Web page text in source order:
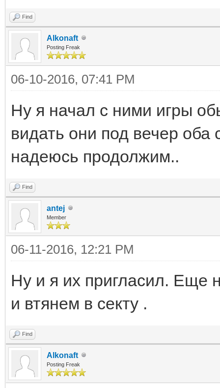
Find
Alkonaft
Posting Freak
06-10-2016, 07:41 PM
Ну я начал с ними игры
видать они под вечер оба
надеюсь продолжим..
Find
antej
Member
06-11-2016, 12:21 PM
Ну и я их пригласил. Еще
и втянем в секту .
Find
Alkonaft
Posting Freak